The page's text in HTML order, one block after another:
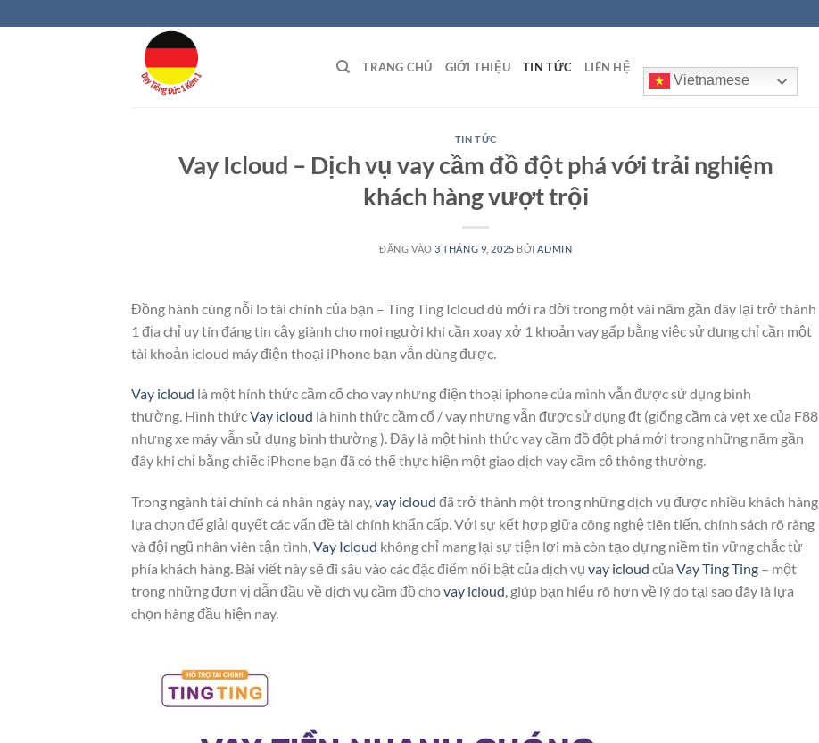
qua
TRANG CHỦ GIỚI THIỆU TIN TỨC LIÊN HỆ
Vietnamese
TIN TỨC
Vay Icloud – Dịch vụ vay cầm đồ đột phá với trải nghiệm
khách hàng vượt trội
ĐĂNG VÀO 3 THÁNG 9, 2025 BỞI ADMIN
Đồng hành cùng nỗi lo tài chính của bạn – Ting Ting Icloud dù mới ra đời trong một vài năm gần đây lại trở thành
1 địa chỉ uy tín đáng tin cậy giành cho mọi người khi cần xoay xở 1 khoản vay gấp bằng việc sử dụng chỉ cần một
tài khoản icloud máy điện thoại iPhone bạn vẫn dùng được.
Vay icloud là một hính thức cầm cố cho vay nhưng điện thoại iphone của mình vẫn được sử dụng bình
thường. Hình thứcVay icloud là hình thức cầm cố / vay nhưng vẫn được sử dụng đt (giống cầm cà vẹt xe của F88
nhưng xe máy vẫn sử dụng bình thường ). Đây là một hình thức vay cầm đồ đột phá mới trong những năm gần
đây khi chỉ bằng chiếc iPhone bạn đã có thể thực hiện một giao dịch vay cầm cố thông thường.
Trong ngành tài chính cá nhân ngày nay,vay icloud đã trở thành một trong những dịch vụ được nhiều khách hàng
lựa chọn để giải quyết các vấn đề tài chính khẩn cấp. Với sự kết hợp giữa công nghệ tiên tiến, chính sách rõ ràng
và đội ngũ nhân viên tận tình,Vay Icloud không chỉ mang lại sự tiện lợi mà còn tạo dựng niềm tin vững chắc từ
phía khách hàng. Bài viết này sẽ đi sâu vào các đặc điểm nổi bật của dịch vụ vay icloud của Vay Ting Ting – một
trong những đơn vị dẫn đầu về dịch vụ cầm đồ chovay icloud, giúp bạn hiểu rõ hơn về lý do tại sao đây là lựa
chọn hàng đầu hiện nay.